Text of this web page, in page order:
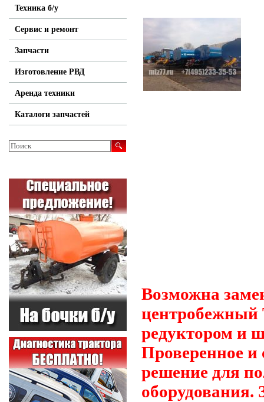
Возможна
редуктором и
Проверенное и
решение для
оборудования.
Техника б/у
Сервис и ремонт
Запчасти
Изготовление РВД
Аренда техники
Каталоги запчастей